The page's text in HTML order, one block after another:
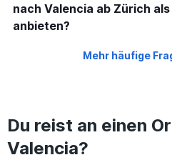
nach Valencia ab Zürich
anbieten?
Mehr häufige
Du reist an einen
Valencia?